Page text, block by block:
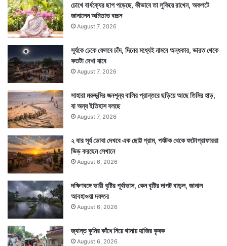
চোখে বার্ধক্যের ছাপ পড়েছে, কীভাবে তা লুকিয়ে রাখেন, অকপটে
জানালেন অমিতাভ বচ্চন
August 7, 2026
সূর্যকে ঢেকে ফেলবে চাঁদ, দিনের মধ্যেই নামবে অন্ধকার, ভারত থেকে
কতটা দেখা যাবে
August 7, 2026
সাহারা মরুভূমির জনশূন্য বালির প্রান্তরে ছড়িয়ে আছে তিমির হাড়,
যা অন্য ইতিহাস বলছে
August 7, 2026
২ বার সূর্য ডোবা দেখবে এক ছোট্ট গ্রাম, পর্যটক থেকে ফটোগ্রাফাররা
ভিড় করছেন সেখানে
August 6, 2026
দক্ষিণবঙ্গে ভারী বৃষ্টির পূর্বাভাস, কেন বৃষ্টির দাপট বাড়ল, জানাল
আবহাওয়া দফতর
August 6, 2026
জ্যান্ত কুমির কাঁধে নিয়ে থানায় হাজির কৃষক
August 6, 2026